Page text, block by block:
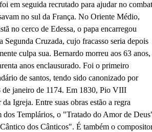
em seguida recrutado para ajudar no
no sul da França. No Oriente Médio,
no cerco de Edessa, o papa encarregou
Segunda Cruzada, cujo fracasso seria depois
culpa sua. Bernardo morreu aos 63 anos,
anos enclausurado. Foi o primeiro
de santos, tendo sido canonizado por
janeiro de 1174. Em 1830, Pio VIII
Igreja. Entre suas obras estão a regra
dos Templários, o "Tratado do Amor de
dos Cânticos". É também o